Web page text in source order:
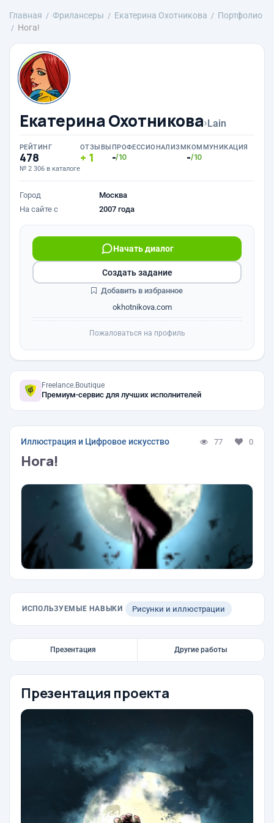
Главная Фрилансеры Екатерина Охотникова
Портфолио
Нога!
Екатерина Охотникова›Lain
РЕЙТИНГ
478
№ 2 306 в каталоге
ОТЗЫВЫ
1
ПРОФЕССИОНАЛИЗМ
-/10
КОММУНИКАЦИЯ
-/10
Город
Москва
На сайте с
2007 года
Начать диалог
okhotnikova.com
Создать задание
Добавить в избранное
Пожаловаться на профиль
Freelance.Boutique
Премиум-сервис для лучших исполнителей
Иллюстрация и Цифровое искусство 77 0
Нога!
ИСПОЛЬЗУЕМЫЕ НАВЫКИ Рисунки и иллюстрации
Презентация Другие работы
Презентация проекта